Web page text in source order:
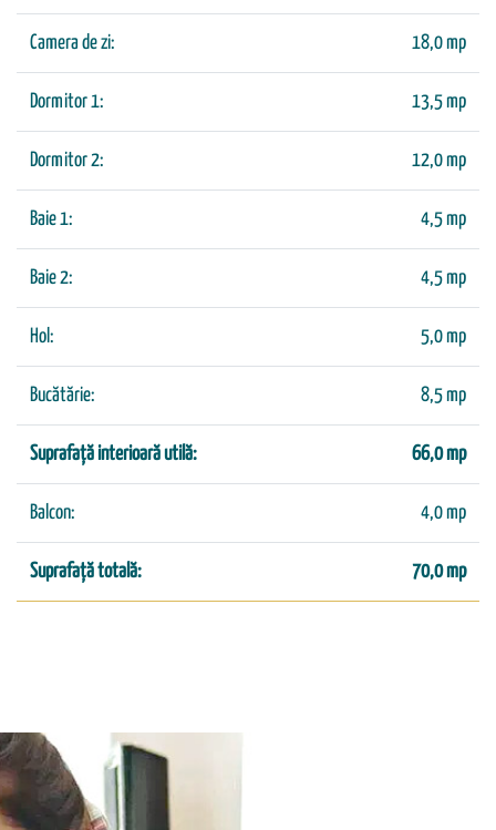
Camera de zi: 18,0 mp
Dormitor 1: 13,5 mp
Dormitor 2: 12,0 mp
Baie 1: 4,5 mp
Baie 2: 4,5 mp
Hol: 5,0 mp
Bucătărie: 8,5 mp
Suprafață interioară utilă: 66,0 mp
Balcon: 4,0 mp
Suprafață totală: 70,0 mp